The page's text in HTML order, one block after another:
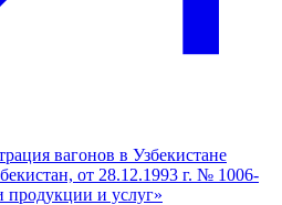
от 28.12.1993 г. № 1006-
и услуг»